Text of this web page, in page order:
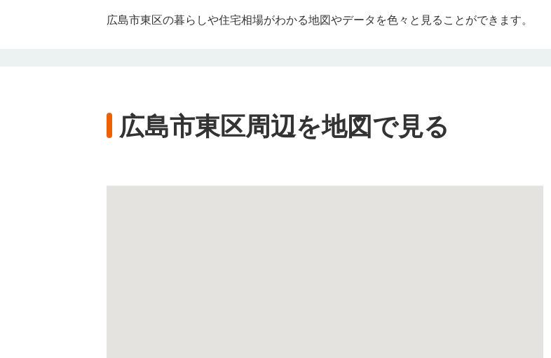
広島市東区の暮らしや住宅相場がわかる地図やデータを色々と見ることができます。
広島市東区周辺を地図で見る